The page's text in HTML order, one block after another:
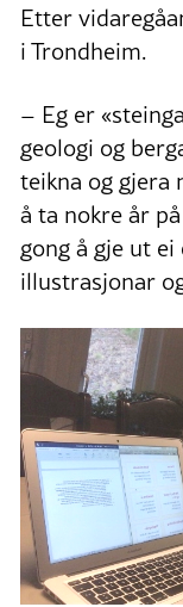
Etter
i Trondheim.
– Eg er
geologi og
teikna og gjera
å ta nokre år
gong å gje ut
illustrasjonar